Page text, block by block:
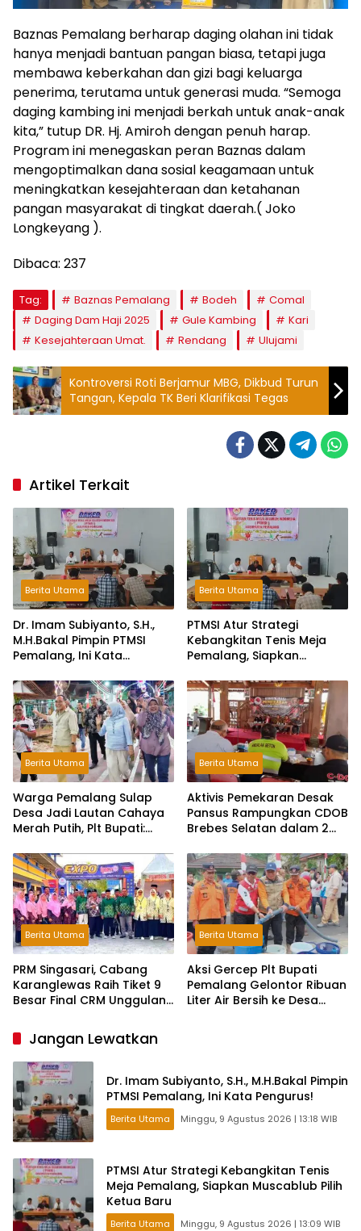
Baznas Pemalang berharap daging olahan ini tidak
hanya menjadi bantuan pangan biasa, tetapi juga
membawa keberkahan dan gizi bagi keluarga
penerima, terutama untuk generasi muda. “Semoga
daging kambing ini menjadi berkah untuk anak-anak
kita,” tutup DR. Hj. Amiroh dengan penuh harap.
Program ini menegaskan peran Baznas dalam
mengoptimalkan dana sosial keagamaan untuk
meningkatkan kesejahteraan dan ketahanan
pangan masyarakat di tingkat daerah.( Joko
Longkeyang ).
Dibaca: 237
Tag: Baznas Pemalang Bodeh
Comal
Daging Dam Haji 2025
Gule Kambing
Kari
Kesejahteraan Umat.
Rendang Ulujami
Kontroversi Roti Berjamur MBG, Dikbud Turun
Tangan, Kepala TK Beri Klarifikasi Tegas
Artikel Terkait
Berita Utama
Dr. Imam Subiyanto, S.H.,
M.H.Bakal Pimpin PTMSI
Pemalang, Ini Kata
Berita Utama
PTMSI Atur Strategi
Kebangkitan Tenis Meja
Pemalang, Siapkan
Berita Utama
Warga Pemalang Sulap
Desa Jadi Lautan Cahaya
Merah Putih, Plt Bupati:
Berita Utama
Aktivis Pemekaran Desak
Pansus Rampungkan CDOB
Brebes Selatan dalam 2
Tritura
Berita Utama
PRM Singasari, Cabang
Karanglewas Raih Tiket 9
Besar Final CRM Unggulan
Berita Utama
Aksi Gercep Plt Bupati
Pemalang Gelontor Ribuan
Liter Air Bersih ke Desa
Jangan Lewatkan
Dr. Imam Subiyanto, S.H., M.H.Bakal Pimpin
PTMSI Pemalang, Ini Kata Pengurus!
Berita Utama Minggu, 9 Agustus 2026 | 13:18 WIB
PTMSI Atur Strategi Kebangkitan Tenis
Meja Pemalang, Siapkan Muscablub Pilih
Ketua Baru
Berita Utama Minggu, 9 Agustus 2026 | 13:09 WIB